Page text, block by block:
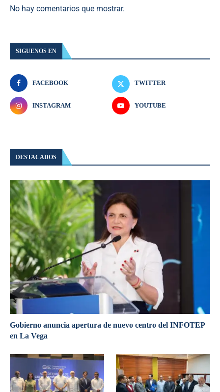
No hay comentarios que mostrar.
SIGUENOS EN
FACEBOOK TWITTER
INSTAGRAM YOUTUBE
DESTACADOS
Gobierno anuncia apertura de nuevo centro del INFOTEP
en La Vega